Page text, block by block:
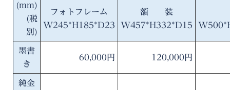
(mm)
(税
別)
フォトフレーム
W245*H185*D23
額 装
W457*H332*D15
墨書
き
60,000円 120,000円
純金